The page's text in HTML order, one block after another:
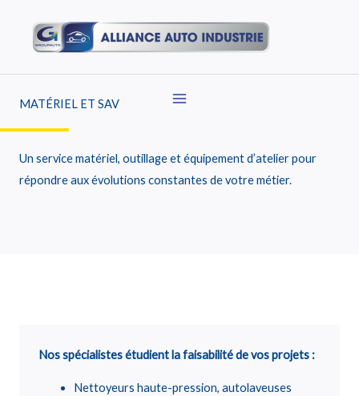
contenu
MATÉRIEL ET SAV
Un service matériel, outillage et équipement d’atelier pour
répondre aux évolutions constantes de votre métier.
Nos spécialistes étudient la faisabilité de vos projets :
Nettoyeurs haute-pression, autolaveuses